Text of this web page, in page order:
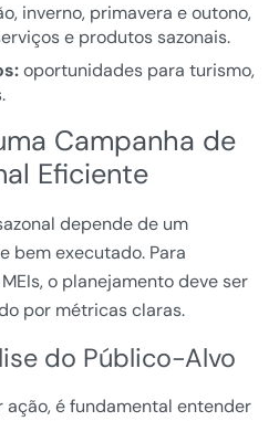
inverno, primavera e outono,
e produtos sazonais.
oportunidades para turismo,
Campanha de
Eficiente
depende de um
bem executado. Para
o planejamento deve ser
por métricas claras.
do Público-Alvo
é fundamental entender